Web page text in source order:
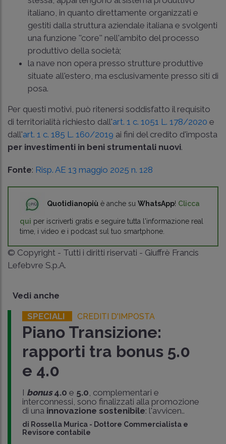
italiano, in quanto direttamente organizzati e
gestiti dalla struttura aziendale italiana e svolgenti
una funzione ''core'' nell'ambito del processo
produttivo della società;
la nave non opera presso strutture produttive
situate all'estero, ma esclusivamente presso siti di
posa.
Per questi motivi, può ritenersi soddisfatto il requisito
di territorialità richiesto dall'art. 1 c. 1051 L. 178/2020 e
dall'art. 1 c. 185 L. 160/2019 ai fini del credito d'imposta
per investimenti in beni strumentali nuovi.
Fonte: Risp. AE 13 maggio 2025 n. 128
Quotidianopiù è anche su WhatsApp! Clicca
qui per iscriverti gratis e seguire tutta l'informazione real
time, i video e i podcast sul tuo smartphone.
© Copyright - Tutti i diritti riservati - Giuffrè Francis
Lefebvre S.p.A.
Vedi anche
SPECIALI CREDITI D'IMPOSTA
Piano Transizione:
rapporti tra bonus 5.0
e 4.0
I bonus4.0 e 5.0 , complementari e
interconnessi, sono finalizzati alla promozione
di una innovazione sostenibile: l'avvicen..
di Rossella Murica - Dottore Commercialista e
Revisore contabile